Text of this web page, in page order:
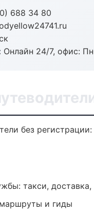
688 34 80
Онлайн 24/7, офис:
без
такси, доставка,
и гиды